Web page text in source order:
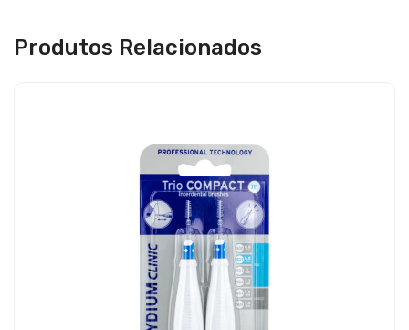
Produtos Relacionados